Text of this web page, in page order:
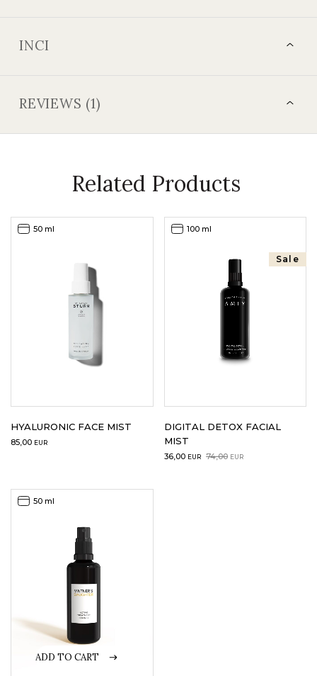
INCI
REVIEWS (1)
Related Products
50 ml
HYALURONIC FACE MIST
85,00 EUR
Sale
100 ml
DIGITAL DETOX FACIAL
MIST
74,00 EUR
Original
36,00 EUR
Current
ADD TO CART
50 ml